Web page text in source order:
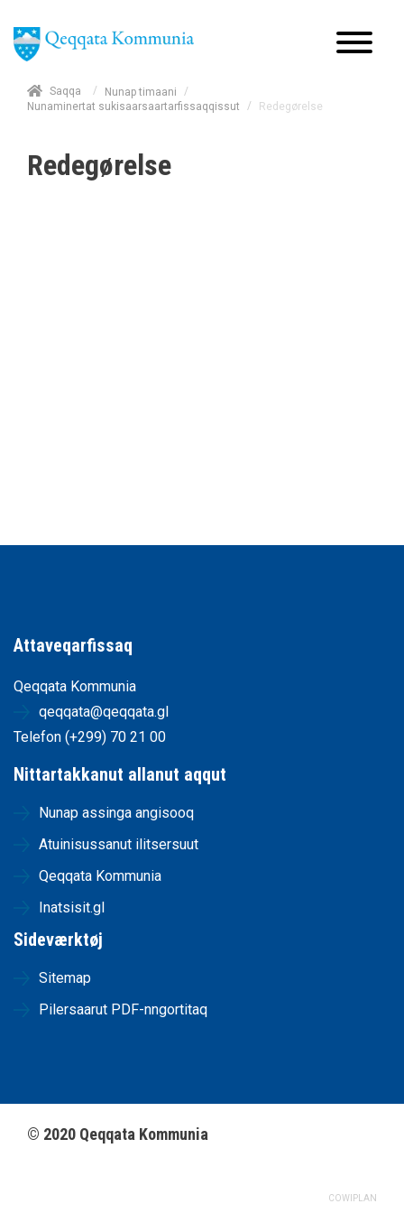
Saqqa / Nunap timaani
/
Nunaminertat sukisaarsaartarfissaqqissut
/ Redegørelse
Redegørelse
Attaveqarfissaq
Qeqqata Kommunia
qeqqata@qeqqata.gl
Telefon (+299) 70 21 00
Nittartakkanut allanut aqqut
Nunap assinga angisooq
Atuinisussanut ilitsersuut
Qeqqata Kommunia
Inatsisit.gl
Sideværktøj
Sitemap
Pilersaarut PDF-nngortitaq
© 2020 Qeqqata Kommunia
COWIPLAN